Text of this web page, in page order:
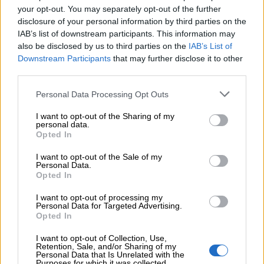
your opt-out. You may separately opt-out of the further
disclosure of your personal information by third parties on the
IAB’s list of downstream participants. This information may
also be disclosed by us to third parties on the IAB’s List of
Downstream Participants that may further disclose it to other
Personal Data Processing Opt Outs
I want to opt-out of the Sharing of my
personal data.
Opted In
I want to opt-out of the Sale of my
Personal Data.
Opted In
I want to opt-out of processing my
Personal Data for Targeted Advertising.
Opted In
I want to opt-out of Collection, Use,
Retention, Sale, and/or Sharing of my
Personal Data that Is Unrelated with the
STABILO® EASYgraph
Matite con fusto triangolare ergonomico, ideali
per i primi esercizi di scrittura e pregrafismo.
Disponibili sia nella versione per destrimani (R,